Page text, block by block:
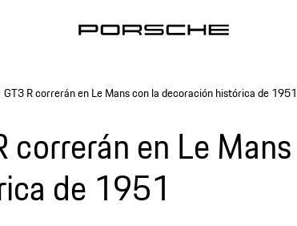
R correrán en Le Mans con la decoración histórica de 1951
correrán en Le Mans
de 1951